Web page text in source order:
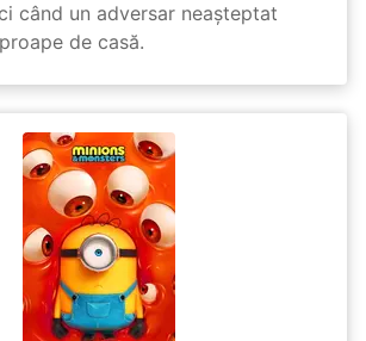
când un adversar neașteptat
de casă.